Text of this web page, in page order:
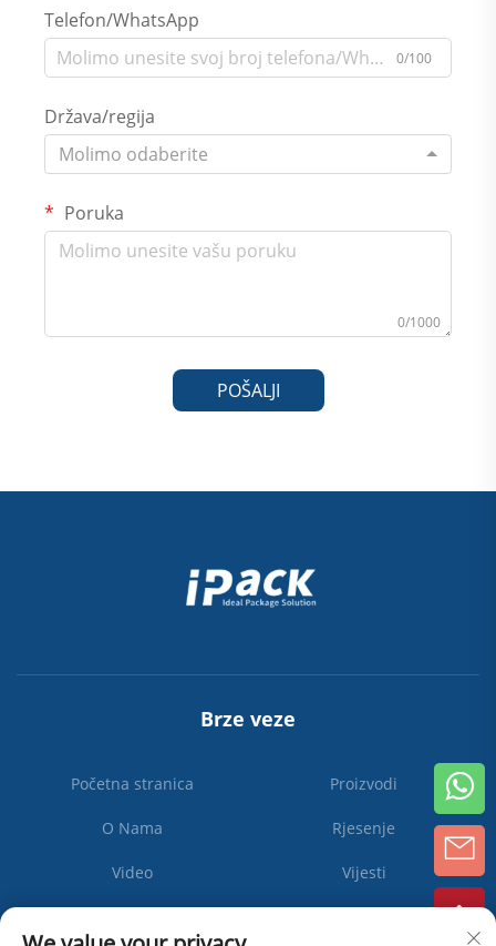
Telefon/WhatsApp
0/100
Država/regija
Molimo odaberite
Poruka
0/1000
POŠALJI
Brze veze
Početna stranica Proizvodi
O Nama Rjesenje
Video Vijesti